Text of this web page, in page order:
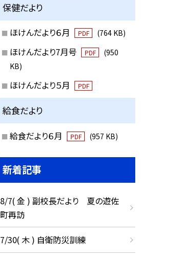
保健だより
ほけんだより６月 PDF (764 KB)
ほけんだより7月号 PDF
(950
KB)
ほけんだより５月 PDF
給食だより
給食だより６月 PDF (957 KB)
新着記事
8/7( 金 ) 副校長だより 夏の遊佐
町再訪
7/30( 木 ) 自衛防災訓練